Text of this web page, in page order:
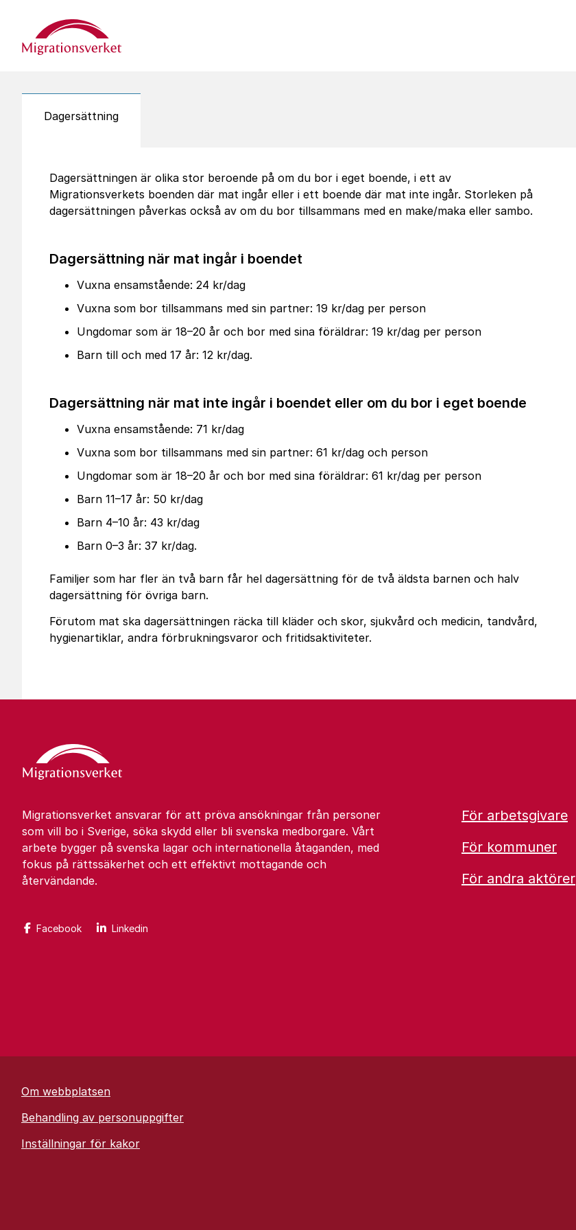
Start
Dagersättning
Dagersättningen är olika stor beroende på om du bor i eget boende, i ett av
Migrationsverkets boenden där mat ingår eller i ett boende där mat inte ingår. Storleken på
dagersättningen påverkas också av om du bor tillsammans med en make/maka eller sambo.
Dagersättning när mat ingår i boendet
Vuxna ensamstående: 24 kr/dag
Vuxna som bor tillsammans med sin partner: 19 kr/dag per person
Ungdomar som är 18–20 år och bor med sina föräldrar: 19 kr/dag per person
Barn till och med 17 år: 12 kr/dag.
Dagersättning när mat inte ingår i boendet eller om du bor i eget boende
Vuxna ensamstående: 71 kr/dag
Vuxna som bor tillsammans med sin partner: 61 kr/dag och person
Ungdomar som är 18–20 år och bor med sina föräldrar: 61 kr/dag per person
Barn 11–17 år: 50 kr/dag
Barn 4–10 år: 43 kr/dag
Barn 0–3 år: 37 kr/dag.
Familjer som har fler än två barn får hel dagersättning för de två äldsta barnen och halv
dagersättning för övriga barn.
Förutom mat ska dagersättningen räcka till kläder och skor, sjukvård och medicin, tandvård,
hygienartiklar, andra förbrukningsvaror och fritidsaktiviteter.
Migrationsverket ansvarar för att pröva ansökningar från personer
som vill bo i Sverige, söka skydd eller bli svenska medborgare. Vårt
arbete bygger på svenska lagar och internationella åtaganden, med
fokus på rättssäkerhet och ett effektivt mottagande och
återvändande.
Facebook Linkedin
För arbetsgivare
För kommuner
För andra aktörer
Om webbplatsen
Behandling av personuppgifter
Inställningar för kakor